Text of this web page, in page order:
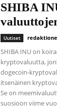
SHIBA
Uutiset
SHIBA INU on
kryptovaluutta,
dogecoin-
itsenäinen
Se on
suosioon viime